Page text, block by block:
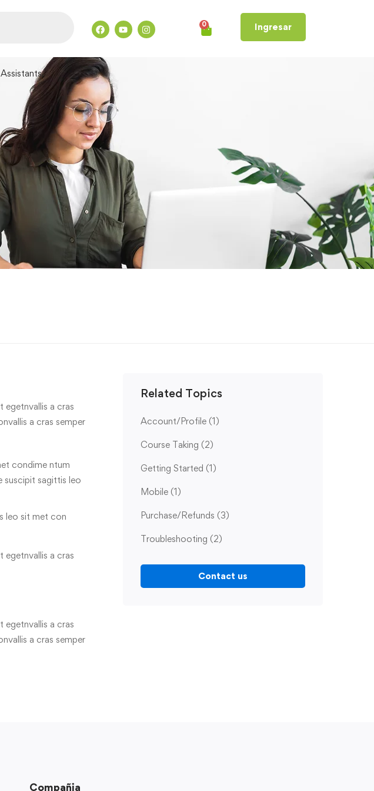
0 Ingresar
egetnvallis a cras
a cras semper
condime ntum
suscipit sagittis leo
leo sit met con
egetnvallis a cras
egetnvallis a cras
a cras semper
Related Topics
Account/Profile (1)
Course Taking (2)
Getting Started (1)
Mobile (1)
Purchase/Refunds (3)
Troubleshooting (2)
Contact us
Compañia